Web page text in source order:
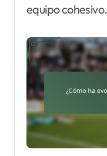
equipo cohesivo.